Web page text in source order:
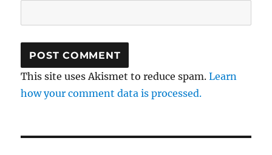
This site uses Akismet to reduce spam.Learn
how your comment data is processed.